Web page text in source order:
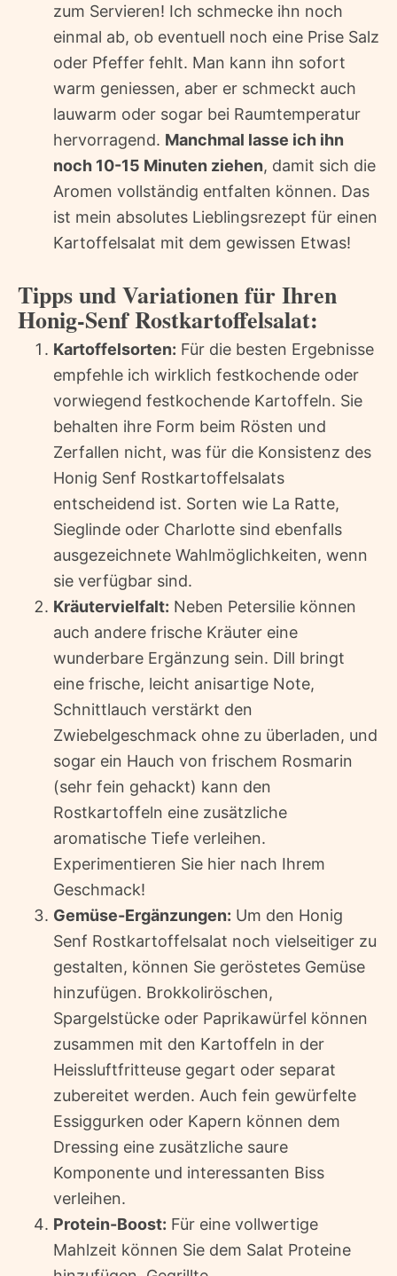
zum Servieren! Ich schmecke ihn noch
einmal ab, ob eventuell noch eine Prise Salz
oder Pfeffer fehlt. Man kann ihn sofort
warm geniessen, aber er schmeckt auch
lauwarm oder sogar bei Raumtemperatur
hervorragend. Manchmal lasse ich ihn
noch 10-15 Minuten ziehen, damit sich die
Aromen vollständig entfalten können. Das
ist mein absolutes Lieblingsrezept für einen
Kartoffelsalat mit dem gewissen Etwas!
Tipps und Variationen für Ihren
Honig-Senf Rostkartoffelsalat:
Kartoffelsorten: Für die besten Ergebnisse
empfehle ich wirklich festkochende oder
vorwiegend festkochende Kartoffeln. Sie
behalten ihre Form beim Rösten und
Zerfallen nicht, was für die Konsistenz des
Honig Senf Rostkartoffelsalats
entscheidend ist. Sorten wie La Ratte,
Sieglinde oder Charlotte sind ebenfalls
ausgezeichnete Wahlmöglichkeiten, wenn
sie verfügbar sind.
Kräutervielfalt: Neben Petersilie können
auch andere frische Kräuter eine
wunderbare Ergänzung sein. Dill bringt
eine frische, leicht anisartige Note,
Schnittlauch verstärkt den
Zwiebelgeschmack ohne zu überladen, und
sogar ein Hauch von frischem Rosmarin
(sehr fein gehackt) kann den
Rostkartoffeln eine zusätzliche
aromatische Tiefe verleihen.
Experimentieren Sie hier nach Ihrem
Geschmack!
Gemüse-Ergänzungen: Um den Honig
Senf Rostkartoffelsalat noch vielseitiger zu
gestalten, können Sie geröstetes Gemüse
hinzufügen. Brokkoliröschen,
Spargelstücke oder Paprikawürfel können
zusammen mit den Kartoffeln in der
Heissluftfritteuse gegart oder separat
zubereitet werden. Auch fein gewürfelte
Essiggurken oder Kapern können dem
Dressing eine zusätzliche saure
Komponente und interessanten Biss
verleihen.
Protein-Boost: Für eine vollwertige
Mahlzeit können Sie dem Salat Proteine